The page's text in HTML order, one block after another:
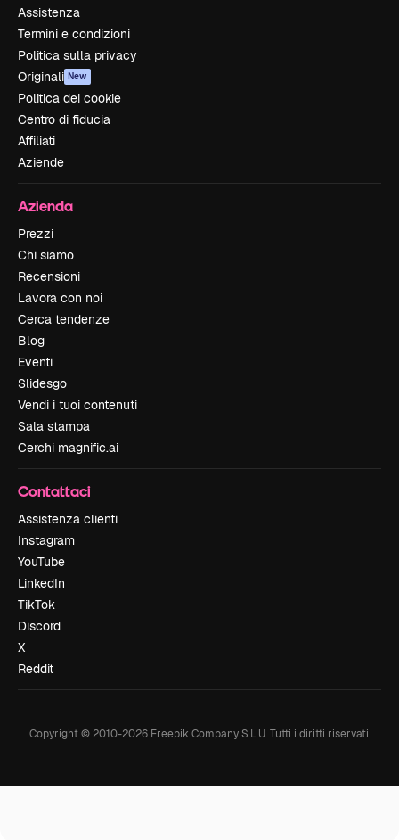
Assistenza
Termini e condizioni
Politica sulla privacy
Originali New
Politica dei cookie
Centro di fiducia
Affiliati
Aziende
Azienda
Prezzi
Chi siamo
Recensioni
Lavora con noi
Cerca tendenze
Blog
Eventi
Slidesgo
Vendi i tuoi contenuti
Sala stampa
Cerchi magnific.ai
Contattaci
Assistenza clienti
Instagram
YouTube
LinkedIn
TikTok
Discord
X
Reddit
Copyright © 2010-2026Freepik Company S.L.U. Tutti i diritti riservati.